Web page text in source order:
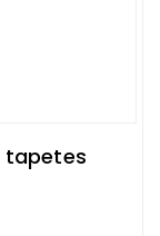
tapetes